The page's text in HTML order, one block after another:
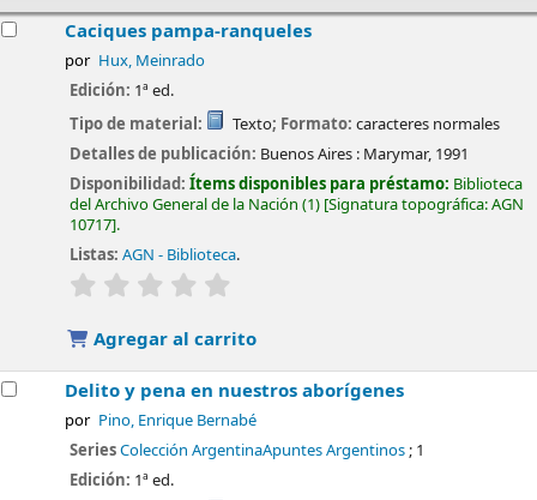
Caciques pampa-ranqueles
por Hux, Meinrado
Edición: 1ª ed.
Tipo de material:
Texto; Formato: caracteres normales
Detalles de publicación: Buenos Aires : Marymar, 1991
Disponibilidad:Ítems disponibles para préstamo: Biblioteca
del Archivo General de la Nación (1) Signatura topográfica:AGN
10717 .
Listas: AGN - Biblioteca.
valoración
Agregar al carrito
Delito y pena en nuestros aborígenes
por Pino, Enrique Bernabé
SeriesColección ArgentinaApuntes Argentinos; 1
Edición: 1ª ed.